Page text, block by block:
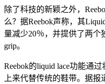
除了科技的新颖之外，
么？据Reebok声称，其
量减少20％，并提供了两个
grip。
Reebok的liquid lace功能通
上来代替传统的鞋带。据报